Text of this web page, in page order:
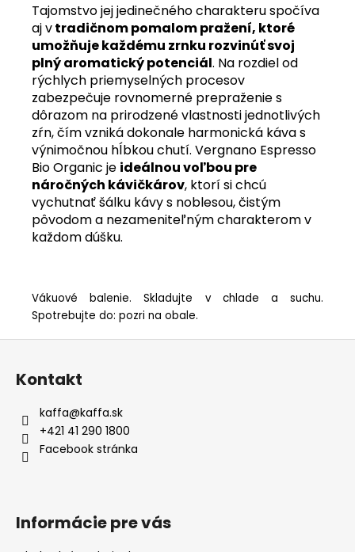
Tajomstvo jej jedinečného charakteru spočíva
aj vtradičnom pomalom pražení, ktoré
umožňuje každému zrnku rozvinúť svoj
plný aromatický potenciál. Na rozdiel od
rýchlych priemyselných procesov
zabezpečuje rovnomerné prepraženie s
dôrazom na prirodzené vlastnosti jednotlivých
zŕn, čím vzniká dokonale harmonická káva s
výnimočnou hĺbkou chutí. Vergnano Espresso
Bio Organic je ideálnou voľbou pre
náročných kávičkárov, ktorí si chcú
vychutnať šálku kávy s noblesou, čistým
pôvodom a nezameniteľným charakterom v
každom dúšku.
Vákuové balenie. Skladujte v chlade a suchu.
Spotrebujte do: pozri na obale.
Z
Kontakt
kaffa@kaffa.sk
+421 41 290 1800
Facebook stránka
Informácie pre vás